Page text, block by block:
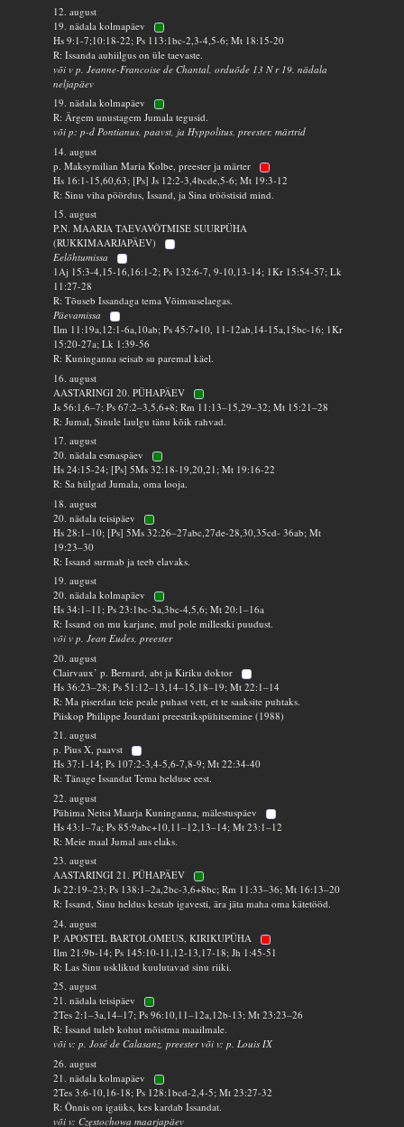
12. august
19. nädala kolmapäev
Hs 9:1-7;10:18-22; Ps 113:1bc-2,3-4,5-6; Mt 18:15-20
R: Issanda auhiilgus on üle taevaste.
või v p. Jeanne-Francoise de Chantal, orduõde 13 N r 19. nädala
neljapäev
19. nädala kolmapäev
R: Ärgem unustagem Jumala tegusid.
või p: p-d Pontianus, paavst, ja Hyppolitus, preester, märtrid
14. august
p. Maksymilian Maria Kolbe, preester ja märter
Hs 16:1-15,60,63; [Ps] Js 12:2-3,4bcde,5-6; Mt 19:3-12
R: Sinu viha pöördus, Issand, ja Sina trööstisid mind.
15. august
P.N. MAARJA TAEVAVÕTMISE SUURPÜHA
(RUKKIMAARJAPÄEV)
Eelõhtumissa
1Aj 15:3-4,15-16,16:1-2; Ps 132:6-7, 9-10,13-14; 1Kr 15:54-57; Lk
11:27-28
R: Tõuseb Issandaga tema Võimsuselaegas.
Päevamissa
Ilm 11:19a,12:1-6a,10ab; Ps 45:7+10, 11-12ab,14-15a,15bc-16; 1Kr
15:20-27a; Lk 1:39-56
R: Kuninganna seisab su paremal käel.
16. august
AASTARINGI 20. PÜHAPÄEV
Js 56:1,6–7; Ps 67:2–3,5,6+8; Rm 11:13–15,29–32; Mt 15:21–28
R: Jumal, Sinule laulgu tänu kõik rahvad.
17. august
20. nädala esmaspäev
Hs 24:15-24; [Ps] 5Ms 32:18-19,20,21; Mt 19:16-22
R: Sa hülgad Jumala, oma looja.
18. august
20. nädala teisipäev
Hs 28:1–10; [Ps] 5Ms 32:26–27abc,27de-28,30,35cd- 36ab; Mt
19:23–30
R: Issand surmab ja teeb elavaks.
19. august
20. nädala kolmapäev
Hs 34:1–11; Ps 23:1bc-3a,3bc-4,5,6; Mt 20:1–16a
R: Issand on mu karjane, mul pole millestki puudust.
või v p. Jean Eudes, preester
20. august
Clairvaux’ p. Bernard, abt ja Kiriku doktor
Hs 36:23–28; Ps 51:12–13,14–15,18–19; Mt 22:1–14
R: Ma piserdan teie peale puhast vett, et te saaksite puhtaks.
Piiskop Philippe Jourdani preestrikspühitsemine (1988)
21. august
p. Pius X, paavst
Hs 37:1-14; Ps 107:2-3,4-5,6-7,8-9; Mt 22:34-40
R: Tänage Issandat Tema helduse eest.
22. august
Pühima Neitsi Maarja Kuninganna, mälestuspäev
Hs 43:1–7a; Ps 85:9abc+10,11–12,13–14; Mt 23:1–12
R: Meie maal Jumal aus elaks.
23. august
AASTARINGI 21. PÜHAPÄEV
Js 22:19–23; Ps 138:1–2a,2bc-3,6+8bc; Rm 11:33–36; Mt 16:13–20
R: Issand, Sinu heldus kestab igavesti, ära jäta maha oma kätetööd.
24. august
P. APOSTEL BARTOLOMEUS, KIRIKUPÜHA
Ilm 21:9b-14; Ps 145:10-11,12-13,17-18; Jh 1:45-51
R: Las Sinu usklikud kuulutavad sinu riiki.
25. august
21. nädala teisipäev
2Tes 2:1–3a,14–17; Ps 96:10,11–12a,12b-13; Mt 23:23–26
R: Issand tuleb kohut mõistma maailmale.
või v: p. José de Calasanz, preester või v: p. Louis IX
26. august
21. nädala kolmapäev
2Tes 3:6-10,16-18; Ps 128:1bcd-2,4-5; Mt 23:27-32
R: Õnnis on igaüks, kes kardab Issandat.
või v: Częstochowa maarjapäev